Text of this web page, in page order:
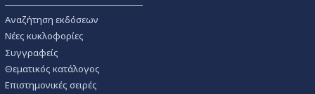
Αναζήτηση εκδόσεων
Νέες κυκλοφορίες
Συγγραφείς
Θεματικός κατάλογος
Επιστημονικές σειρές